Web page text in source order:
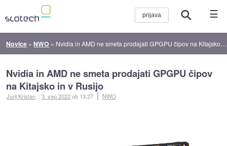
☰
Novice » NWO » Nvidia in AMD ne smeta prodajati GPGPU čipov na Kitajsko in v Rusijo
Nvidia in AMD ne smeta prodajati GPGPU čipov
na Kitajsko in v Rusijo
Jurij Kristan ::3. sep 2022ob 13:27 NWO